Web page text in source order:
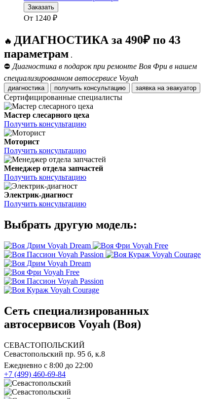
Заказать
От 1240 ₽
🔥 ДИАГНОСТИКА за 490₽ по 43
параметрам .
⛔ Диагностика в подарок при ремонте Воя Фри в нашем
специализированном автосервисе Voyah
диагностика получить консультацию заявка на эвакуатор
Сертифицированные специалисты
Мастер слесарного цеха
Получить консультацию
Моторист
Получить консультацию
Менеджер отдела запчастей
Получить консультацию
Электрик-диагност
Получить консультацию
Выбрать другую модель:
Voyah Dream
Voyah Free
Voyah Passion
Voyah Courage
Voyah Dream
Voyah Free
Voyah Passion
Voyah Courage
Сеть специализированных
автосервисов Voyah (Воя)
СЕВАСТОПОЛЬСКИЙ
Севастопольский пр. 95 б, к.8
Ежедневно с 8:00 до 22:00
+7 (499) 460-69-84